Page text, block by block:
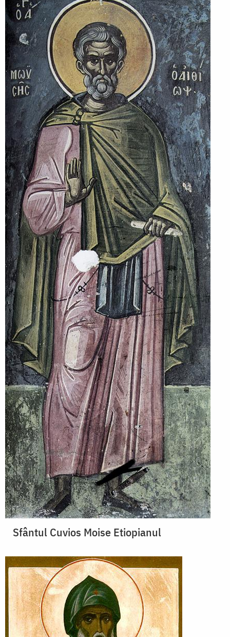
Sfântul Cuvios Moise Etiopianul